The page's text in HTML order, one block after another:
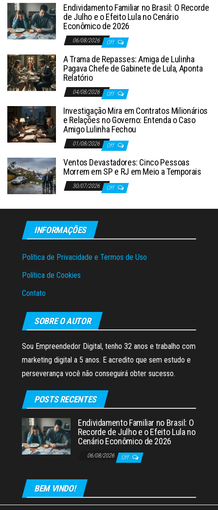
Endividamento Familiar no Brasil: O Recorde
de Julho e o Efeito Lula no Cenário
Econômico de 2026
06/08/2026 Off
A Trama de Repasses: Amiga de Lulinha
Pagava Chefe de Gabinete de Lula, Aponta
Relatório
04/08/2026 Off
Investigação Mira em Contratos Milionários
e Relações no Governo: Entenda o Caso
Amigo Lulinha Fechou
01/08/2026 Off
Ventos Devastadores: Cinco Pessoas
Morrem em SP e RJ em Meio a Temporais
30/07/2026 Off
INFORMAÇÕES
Política de Privacidade e Termos de Uso
Política de Cookies
Contato
SOBRE O AUTOR
Sou Empreendedor Digital, tenho 32 anos e trabalho com
marketing digital a 5 anos. E acredito que sem estudo e
perseverança você não conseguirá obter sucesso.
POSTS RECENTES
Endividamento Familiar no Brasil: O
Recorde de Julho e o Efeito Lula no
Cenário Econômico de 2026
06/08/2026 Off
BEM VINDO!